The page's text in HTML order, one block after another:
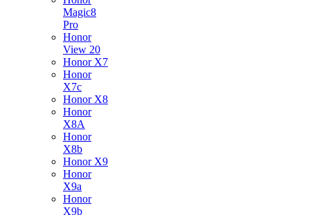
Magic8
Pro
Honor
View 20
Honor X7
Honor
X7c
Honor X8
Honor
X8A
Honor
X8b
Honor X9
Honor
X9a
Honor
X9b